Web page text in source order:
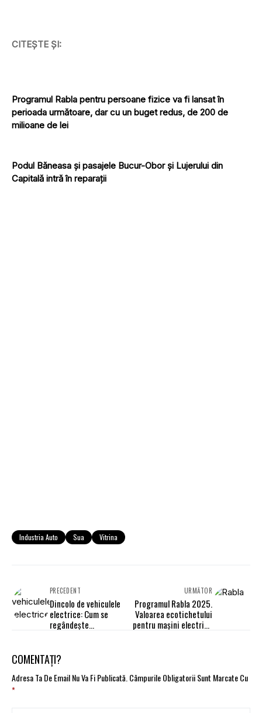
CITEȘTE ȘI:
Programul Rabla pentru persoane fizice va fi lansat în
perioada următoare, dar cu un buget redus, de 200 de
milioane de lei
Podul Băneasa și pasajele Bucur-Obor și Lujerului din
Capitală intră în reparații
Industria Auto Sua Vitrina
PRECEDENT
Dincolo de vehiculele
electrice: Cum se
regândește
URMĂTOR
Programul Rabla 2025.
Valoarea ecotichetului
pentru mașini electrice
COMENTAȚI?
Adresa Ta De Email Nu Va Fi Publicată.Câmpurile Obligatorii Sunt Marcate Cu
*